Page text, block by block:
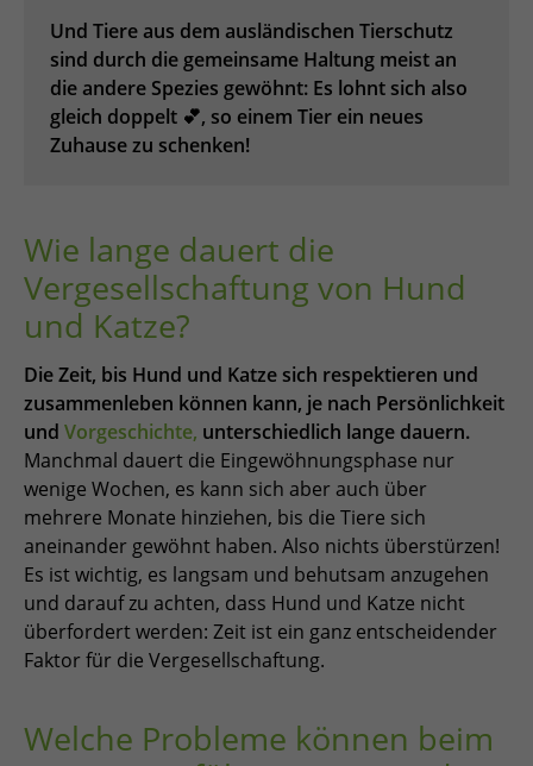
Und Tiere aus dem ausländischen Tierschutz
sind durch die gemeinsame Haltung meist an
die andere Spezies gewöhnt: Es lohnt sich also
gleich doppelt 💕, so einem Tier ein neues
Zuhause zu schenken!
Wie lange dauert die
Vergesellschaftung von Hund
und Katze?
Die Zeit, bis Hund und Katze sich respektieren und
zusammenleben können kann, je nach Persönlichkeit
und Vorgeschichte, unterschiedlich lange dauern.
Manchmal dauert die Eingewöhnungsphase nur
wenige Wochen, es kann sich aber auch über
mehrere Monate hinziehen, bis die Tiere sich
aneinander gewöhnt haben. Also nichts überstürzen!
Es ist wichtig, es langsam und behutsam anzugehen
und darauf zu achten, dass Hund und Katze nicht
überfordert werden: Zeit ist ein ganz entscheidender
Faktor für die Vergesellschaftung.
Welche Probleme können beim